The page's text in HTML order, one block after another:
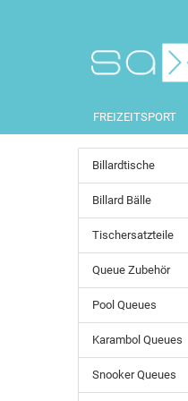
FREIZEITSPORT
Billardtische
Billard Bälle
Tischersatzteile
Queue Zubehör
Pool Queues
Karambol Queues
Snooker Queues